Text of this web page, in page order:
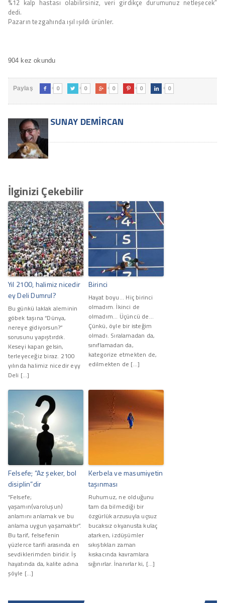
%12 kalp hastası olabilirsiniz, veri girdikçe durumunuz netleşecek”
dedi.
Pazarın tezgahında ışıl ışıldı ürünler.
904 kez okundu
Paylaş  0  0  0  0  0
SUNAY DEMIRCAN
İlginizi Çekebilir
Yıl 2100, halimiz nicedir
ey Deli Dumrul?
Bu günkü laklak aleminin
göbek taşına “Dünya,
nereye gidiyorsun?”
sorusunu yapıştırdık.
Keseyi kapan gelsin,
terleyeceğiz biraz. 2100
yılında halimiz nicedir eyy
Deli […]
Birinci
Hayat boyu... Hiç birinci
olmadım. İkinci de
olmadım... Üçüncü de...
Çünkü, öyle bir isteğim
olmadı. Sıralamadan da,
sınıflamadan da,
kategorize etmekten de,
edilmekten de […]
Felsefe; “Az şeker, bol
disiplin”dir
“Felsefe;
yaşamın(varoluşun)
anlamını anlamak ve bu
anlama uygun yaşamaktır”.
Bu tarif, felsefenin
yüzlerce tarifi arasında en
sevdiklerimden biridir. İş
hayatında da, kalite adına
şöyle […]
Kerbela ve masumiyetin
taşınması
Ruhumuz, ne olduğunu
tam da bilmediği bir
özgürlük arzusuyla uçsuz
bucaksız okyanusta kulaç
atarken, izdüşümler
sıkıştıkları zaman
kıskacında kavramlara
sığınırlar. İnanırlar ki, […]